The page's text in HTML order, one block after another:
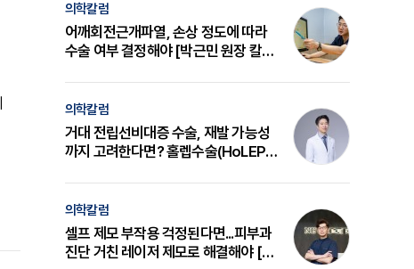
의학칼럼
어깨회전근개파열, 손상 정도에 따라
수술 여부 결정해야 [박근민 원장 칼
의학칼럼
거대 전립선비대증 수술, 재발 가능성
까지 고려한다면? 홀렙수술(HoLEP)
의학칼럼
셀프 제모 부작용 걱정된다면...피부과
진단 거친 레이저 제모로 해결해야 [변